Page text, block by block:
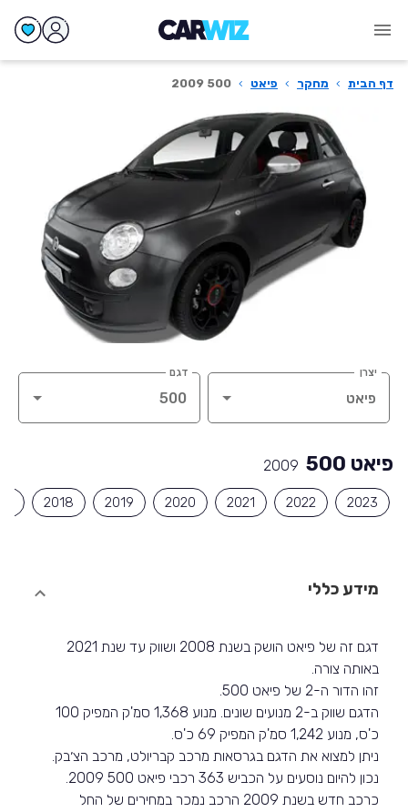
דף הבית › מחקר › פיאט ›
500 2009
יצרן דגם
פיאט 500 2009
2023
2022
2021
2020
2019
2018
מידע כללי
דגם זה של פיאט הושק בשנת 2008 ושווק עד שנת 2021
באותה צורה.
זהו הדור ה-2 של פיאט 500.
הדגם שווק ב-2 מנועים שונים. מנוע 1,368 סמ'ק המפיק 100
כ'ס, מנוע 1,242 סמ'ק המפיק 69 כ'ס.
ניתן למצוא את הדגם בגרסאות מרכב קבריולט, מרכב הצ׳בק.
נכון להיום נוסעים על הכביש 363 רכבי פיאט 500 2009.
כרכב חדש בשנת 2009 הרכב נמכר במחירים של החל